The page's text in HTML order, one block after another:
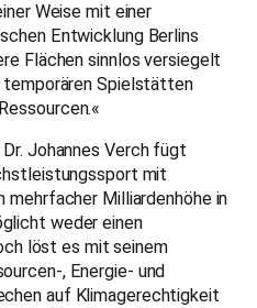
Weise mit einer
Entwicklung Berlins
Flächen sinnlos versiegelt
temporären Spielstätten
Johannes Verch fügt
mit
mehrfacher Milliardenhöhe in
weder einen
löst es mit seinem
, Energie- und
auf Klimagerechtigkeit